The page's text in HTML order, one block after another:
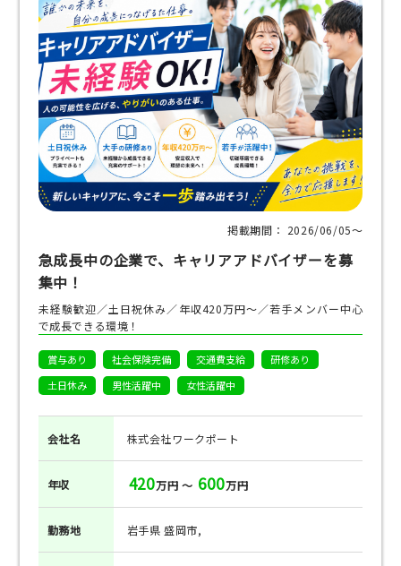
掲載期間： 2026/06/05〜
急成長中の企業で、キャリアアドバイザーを募
集中！
未経験歓迎／土日祝休み／年収420万円～／若手メンバー中心
で成長できる環境！
賞与あり 社会保険完備 交通費支給
研修あり
土日休み
男性活躍中 女性活躍中
会社名 株式会社ワークポート
年収 420万円 ～ 600万円
勤務地 岩手県 盛岡市,